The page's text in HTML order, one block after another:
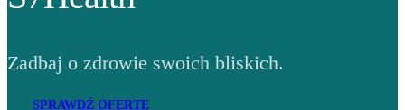
Zadbaj o zdrowie swoich bliskich.
SPRAWDŹ OFERTĘ